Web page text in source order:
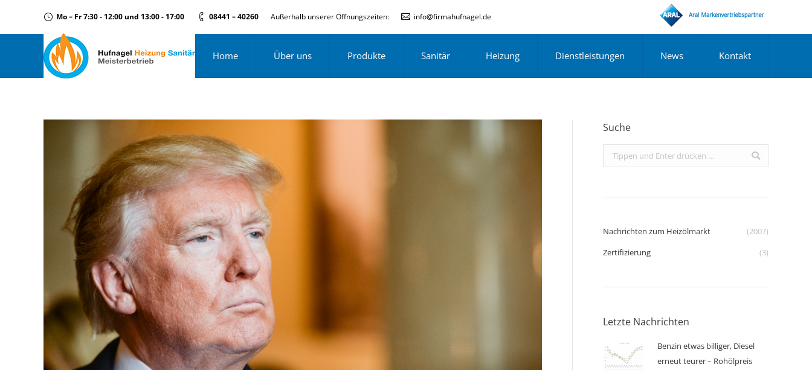
Mo – Fr 7:30 - 12:00 und 13:00 - 17:00 08441 – 40260 Außerhalb unserer Öffnungszeiten: info@firmahufnagel.de
Home Über uns Produkte Sanitär Heizung Dienstleistungen News Kontakt
Suche
Search:
Nachrichten zum Heizölmarkt
(2007)
Zertifizierung
(3)
Letzte Nachrichten
Benzin etwas billiger, Diesel
erneut teurer – Rohölpreis